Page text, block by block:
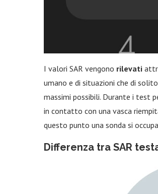
I valori SAR vengono rilevati
umano e di situazioni che di
massimi possibili. Durante i test
in contatto con una vasca
questo punto una sonda si
Differenza tra SAR